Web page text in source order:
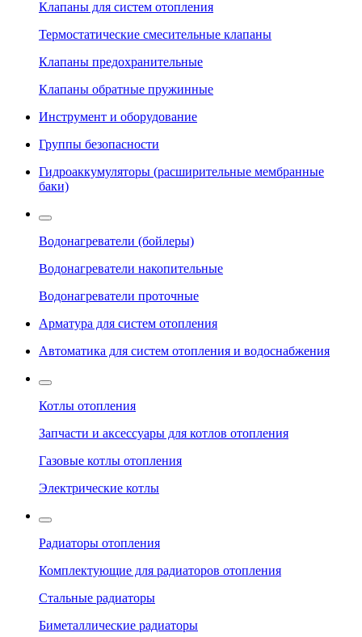
Клапаны для систем отопления
Термостатические смесительные клапаны
Клапаны предохранительные
Клапаны обратные пружинные
Инструмент и оборудование
Группы безопасности
Гидроаккумуляторы (расширительные мембранные
баки)
Водонагреватели (бойлеры)
Водонагреватели накопительные
Водонагреватели проточные
Арматура для систем отопления
Автоматика для систем отопления и водоснабжения
Котлы отопления
Запчасти и аксессуары для котлов отопления
Газовые котлы отопления
Электрические котлы
Радиаторы отопления
Комплектующие для радиаторов отопления
Стальные радиаторы
Биметаллические радиаторы